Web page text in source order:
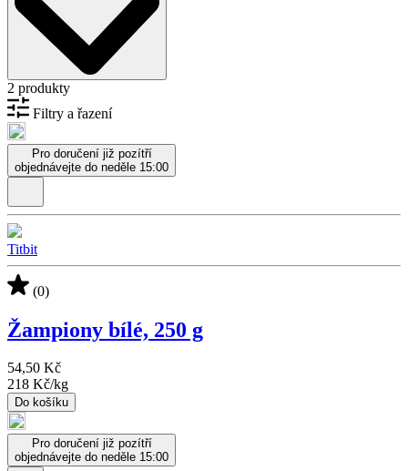
2 produkty
Filtry a řazení
Pro doručení již pozítří
objednávejte do neděle 15:00
Titbit
(0)
Žampiony bílé, 250 g
54,50 Kč
218 Kč/kg
Do košíku
Pro doručení již pozítří
objednávejte do neděle 15:00